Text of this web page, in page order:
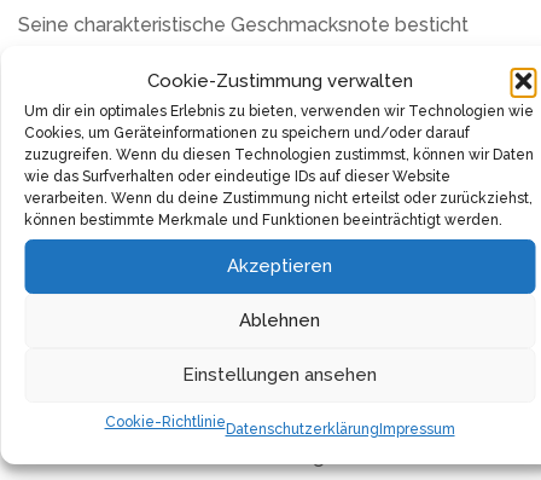
Cookie-Zustimmung verwalten
Um dir ein optimales Erlebnis zu bieten, verwenden wir Technologien wie
Cookies, um Geräteinformationen zu speichern und/oder darauf
zuzugreifen. Wenn du diesen Technologien zustimmst, können wir Daten
wie das Surfverhalten oder eindeutige IDs auf dieser Website
verarbeiten. Wenn du deine Zustimmung nicht erteilst oder zurückziehst,
können bestimmte Merkmale und Funktionen beeinträchtigt werden.
Akzeptieren
Ablehnen
Einstellungen ansehen
Cookie-RichtlinieDatenschutzerklärungImpressum
Seine charakteristische Geschmacksnote besticht
durch eine leichte natürliche Süße. Die Zubereitung ist
ein Kinderspiel: Verwende für einen Liter, 10g der
hochwertigen Teeblätter, übergieße sie mit Wasser, das
eine Temperatur von 85 Grad erreicht hat. Lasse den
Tee nun 3 Minuten ziehen und bereite dich auf eine
Geschmacksexplosion vor.
Die Marke MyCupOfTea steht für absolute Spitzentees
beim Chun Mee Tee voll zum Tragen kommt. Verwöhne
dich selbst mit etwas Besonderem oder mache deinen